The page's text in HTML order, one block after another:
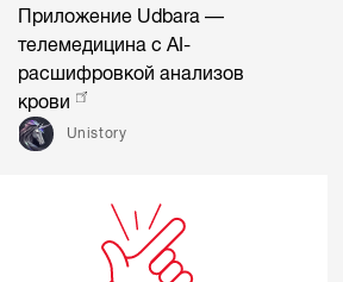
Приложение Udbara —
телемедицина с AI-
расшифровкой анализов
крови
Unistory